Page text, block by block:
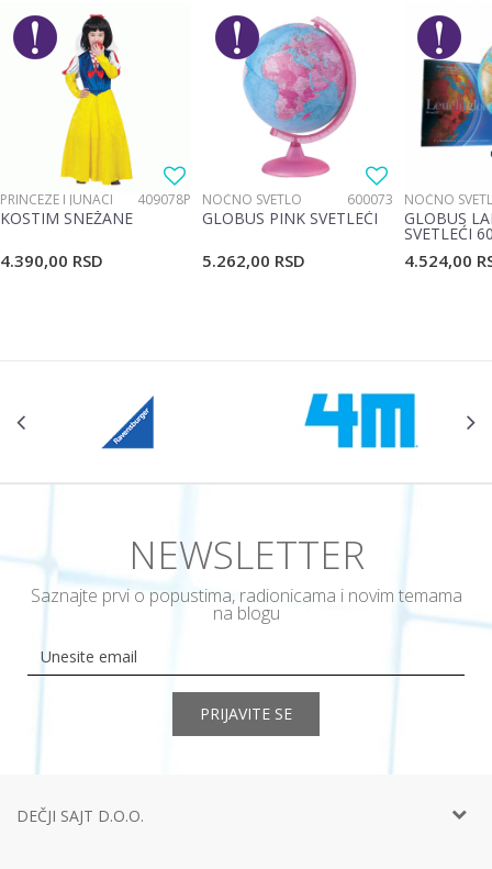
PRINCEZE I JUNACI 409078P
KOSTIM SNEŽANE
4.390,00 RSD
NOĆNO SVETLO 600073
GLOBUS PINK SVETLEĆI
5.262,00 RSD
NOĆNO
GLOBUS
SVETLEĆI
4.524,00
NEWSLETTER
Saznajte prvi o popustima, radionicama i novim temama
na blogu
PRIJAVITE SE
DEČJI SAJT D.O.O.